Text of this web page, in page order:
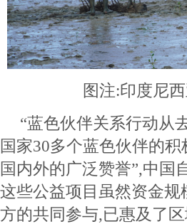
图注:印度尼
“蓝色伙伴关系行动从
国家30多个蓝色伙伴的
国内外的广泛赞誉”,中国
这些公益项目虽然资金
方的共同参与,已惠及了